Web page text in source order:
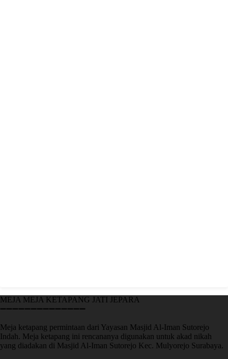
MEJA MEJA KETAPANG JATI JEPARA
➖➖➖➖➖➖➖➖➖➖➖➖➖➖
Meja ketapang permintaan dari Yayasan Masjid Al-Iman Sutorejo
Indah. Meja ketapang ini rencananya digunakan untuk akad nikah
yang diadakan di Masjid Al-Iman Sutorejo Kec. Mulyorejo Surabaya.